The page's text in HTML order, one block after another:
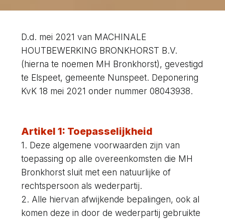
D.d. mei 2021 van MACHINALE
HOUTBEWERKING BRONKHORST B.V.
(hierna te noemen MH Bronkhorst), gevestigd
te Elspeet, gemeente Nunspeet. Deponering
KvK 18 mei 2021 onder nummer 08043938.
Artikel 1: Toepasselijkheid
1. Deze algemene voorwaarden zijn van
toepassing op alle overeenkomsten die MH
Bronkhorst sluit met een natuurlijke of
rechtspersoon als wederpartij.
2. Alle hiervan afwijkende bepalingen, ook al
komen deze in door de wederpartij gebruikte